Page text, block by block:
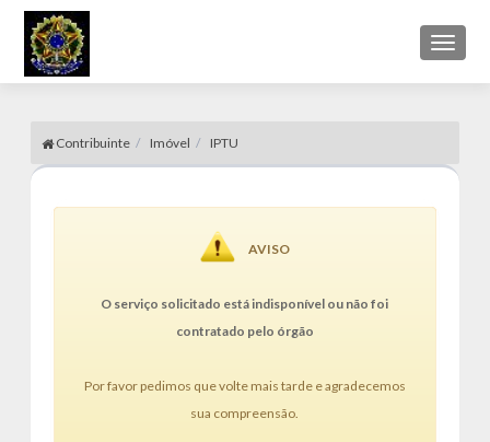
Toggle
Contribuinte Imóvel IPTU
AVISO
O serviço solicitado está indisponível ou não foi
contratado pelo órgão
Por favor pedimos que volte mais tarde e agradecemos
sua compreensão.